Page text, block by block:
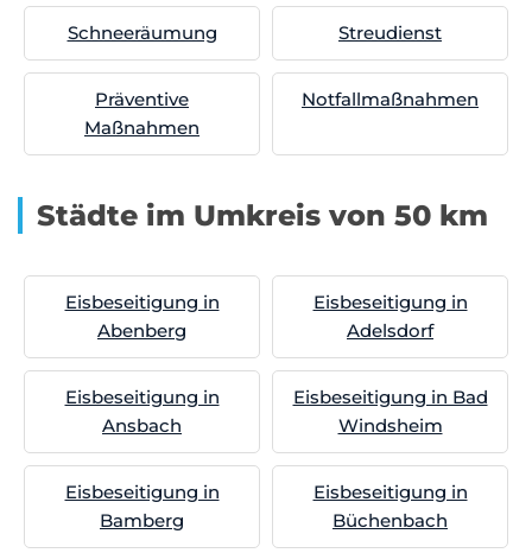
Schneeräumung Streudienst
Präventive
Maßnahmen
Notfallmaßnahmen
Städte im Umkreis von 50 km
Eisbeseitigung in
Abenberg
Eisbeseitigung in
Adelsdorf
Eisbeseitigung in
Ansbach
Eisbeseitigung in Bad
Windsheim
Eisbeseitigung in
Bamberg
Eisbeseitigung in
Büchenbach